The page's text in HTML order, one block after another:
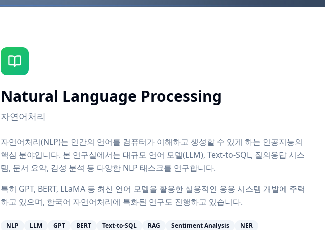
Natural Language Processing
자연어처리
자연어처리(NLP)는 인간의 언어를 컴퓨터가 이해하고 생성할 수 있게 하는 인공지능의
핵심 분야입니다. 본 연구실에서는 대규모 언어 모델(LLM), Text-to-SQL, 질의응답 시스
템, 문서 요약, 감성 분석 등 다양한 NLP 태스크를 연구합니다.
특히 GPT, BERT, LLaMA 등 최신 언어 모델을 활용한 실용적인 응용 시스템 개발에 주력
하고 있으며, 한국어 자연어처리에 특화된 연구도 진행하고 있습니다.
NLP LLM GPT BERT Text-to-SQL RAG Sentiment Analysis
NER